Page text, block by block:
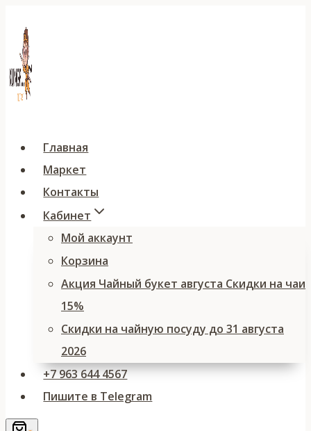
содержимому
Главная
Маркет
Контакты
Кабинет
Мой аккаунт
Корзина
Акция Чайный букет августа Скидки на чаи
15%
Скидки на чайную посуду до 31 августа
2026
+7 963 644 4567
Пишите в Telegram